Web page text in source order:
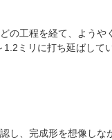
の工程を経て、よう
ミリに打ち延ばし
し、完成形を想像し